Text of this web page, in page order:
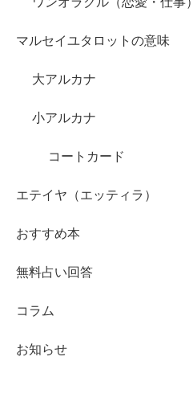
マルセイユタロットの意味
大アルカナ
小アルカナ
コートカード
エテイヤ（エッティラ）
おすすめ本
無料占い回答
コラム
お知らせ